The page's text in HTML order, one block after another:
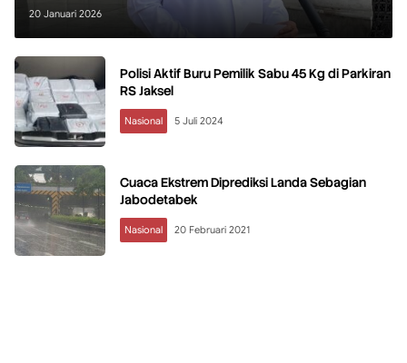
20 Januari 2026
Polisi Aktif Buru Pemilik Sabu 45 Kg di Parkiran
RS Jaksel
Nasional 5 Juli 2024
Cuaca Ekstrem Diprediksi Landa Sebagian
Jabodetabek
Nasional 20 Februari 2021